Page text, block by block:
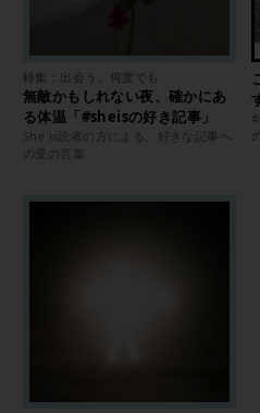
特集：出会う、何度でも
無敵かもしれない夜、確かにあ
る体温「#sheisの好き記事」
She is読者の方による、好きな記事へ
の愛の言葉